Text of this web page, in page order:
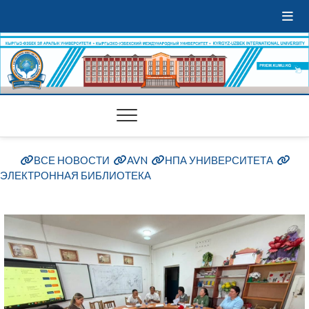
ВСЕ НОВОСТИ AVN
НПА УНИВЕРСИТЕТА
ЭЛЕКТРОННАЯ БИБЛИОТЕКА
Б. Сыдыков атындагы Кыргыз-
Өзбек эл аралык университетинде